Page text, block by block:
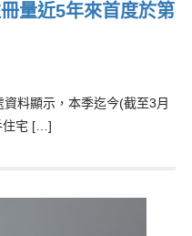
量近5年來首度於第
料顯示，本季迄今(截至3月
住宅 […]